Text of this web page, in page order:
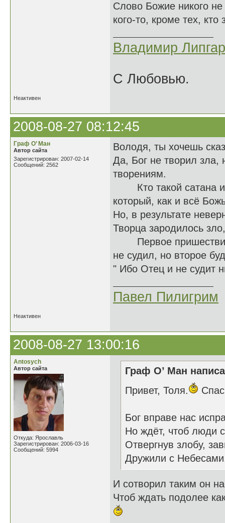
Слово Божие никого
кого-то, кроме тех,
Владимир
С Любовью.
Неактивен
2008-08-27 08:12:45
Граф О’ Ман
Автор сайта
Зарегистрирован: 2007-02-14
Сообщений: 2562
Володя, ты хочешь
Да, Бог не творил
творениям.
Кто такой сатана
который, как и всё
Но, в результате
Творца зародилось
Первое пришествие
не судил, но второе
" Ибо Отец и не судит
Павел Пилигрим
Неактивен
2008-08-27 13:00:16
Antosych
Автор сайта
Откуда: Ярославль
Зарегистрирован: 2006-03-16
Сообщений: 5994
Граф О’ Ман
Привет, Толя.
Бог вправе нас
Но ждёт, чтоб люди
Отвергнув злобу,
Дружили с
И сотворил таким он
Чтоб ждать подолее